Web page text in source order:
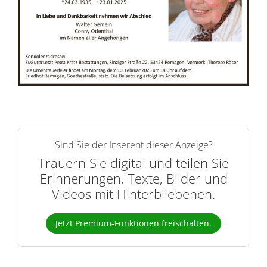
n
r
Sind Sie der Inserent dieser Anzeige?
Trauern Sie digital und teilen Sie
Erinnerungen, Texte, Bilder und
Videos mit Hinterbliebenen.
Jetzt Premium-Funktionen freischalten.